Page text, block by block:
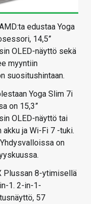
edustaa Yoga
14,5”
OLED-näyttö sekä
myyntiin
suositushintaan.
Yoga Slim 7i
on 15,3”
OLED-näyttö tai
ja Wi-Fi 7 -tuki.
on
Plussan 8-ytimisellä
1. 2-in-1-
57